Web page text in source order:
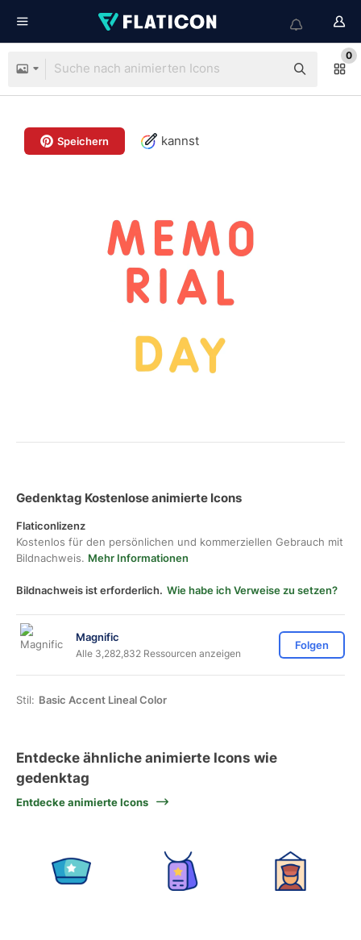
0
Speichern kannst
Gedenktag Kostenlose animierte Icons
Flaticonlizenz
Kostenlos für den persönlichen und kommerziellen Gebrauch mit
Bildnachweis. Mehr Informationen
Bildnachweis ist erforderlich. Wie habe ich Verweise zu setzen?
Magnific
Alle 3,282,832 Ressourcen anzeigen
Folgen
Stil: Basic Accent Lineal Color
Entdecke ähnliche animierte Icons wie
gedenktag
Entdecke animierte Icons